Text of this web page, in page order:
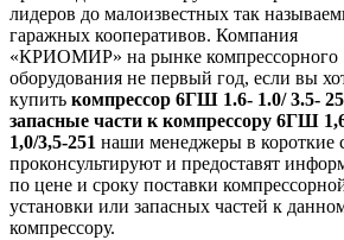
лидеров до малоизвестных так
гаражных кооперативов. Компания
«КРИОМИР» на рынке компрессорного
оборудования не первый год, если вы
купить компрессор 6ГШ 1.6- 1.0/ 3.5-
запасные части к компрессору 6ГШ
1,0/3,5-251 наши менеджеры в короткие
проконсультируют и предоставят
по цене и сроку поставки
установки или запасных частей к
компрессору.